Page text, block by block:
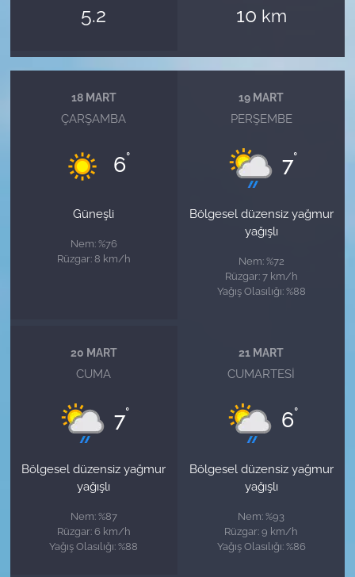
5.2 10 km
18 MART
ÇARŞAMBA
6°
Güneşli
Nem: %76
Rüzgar: 8 km/h
19 MART
PERŞEMBE
7°
Bölgesel düzensiz yağmur
yağışlı
Nem: %72
Rüzgar: 7 km/h
Yağış Olasılığı: %88
20 MART
CUMA
7°
Bölgesel düzensiz yağmur
yağışlı
Nem: %87
Rüzgar: 6 km/h
Yağış Olasılığı: %88
21 MART
CUMARTESI
6°
Bölgesel düzensiz yağmur
yağışlı
Nem: %93
Rüzgar: 9 km/h
Yağış Olasılığı: %86